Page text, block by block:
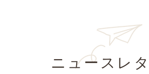
ニュースレ